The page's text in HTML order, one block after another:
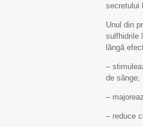
secretului
Unul din
sulfhidrile
lângă
–
de sânge;
–
– reduce